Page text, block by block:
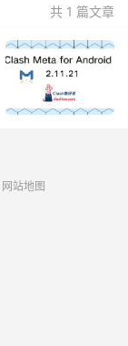
共 1 篇文章
网站地图